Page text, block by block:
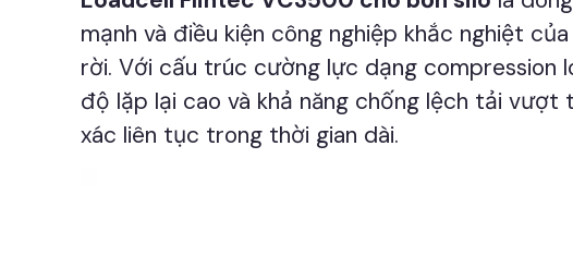
mạnh và điều kiện công nghiệp khắc nghiệt
rời. Với cấu trúc cường lực dạng compression
độ lặp lại cao và khả năng chống lệch tải
xác liên tục trong thời gian dài.